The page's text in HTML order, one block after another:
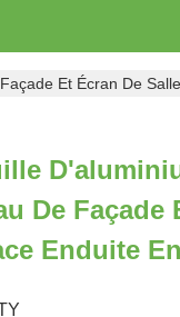
Et Écran De
De Façade
Enduite